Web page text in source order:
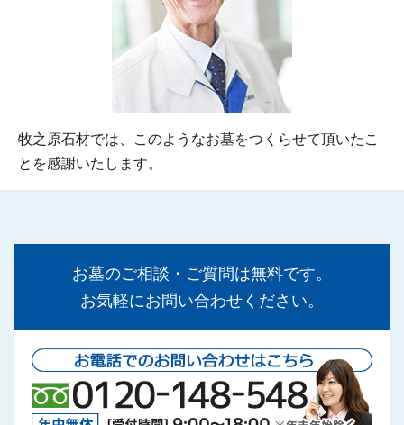
牧之原石材では、このようなお墓をつくらせて頂いたこ
とを感謝いたします。
お墓のご相談・ご質問は無料です。
お気軽にお問い合わせください。